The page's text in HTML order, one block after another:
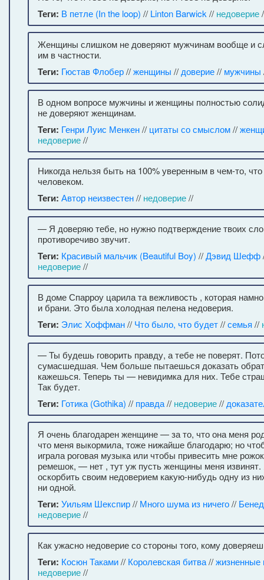
Теги: В петле (In the loop) // Linton Barwick // недоверие
Женщины слишком не доверяют мужчинам вообще и
им в частности.
Теги: Гюстав Флобер//женщины // доверие// мужчины
В одном вопросе мужчины и женщины полностью
не доверяют женщинам.
Теги: Генри Луис Менкен// цитаты со смыслом//
недоверие//
Никогда нельзя быть на 100% уверенным в чем-то,
человеком.
Теги: Автор неизвестен// недоверие//
— Я доверяю тебе, но нужно подтверждение твоих
противоречиво звучит.
Теги: Красивый мальчик (Beautiful Boy) //Дэвид Шефф
недоверие//
В доме Спарроу царила та вежливость , которая
и брани. Это была холодная пелена недоверия.
Теги: Элис Хоффман// Что было, что будет//семья //
— Ты будешь говорить правду, а тебе не поверят.
сумасшедшая. Чем больше пытаешься доказать
кажешься. Теперь ты — невидимка для них. Тебе
Так будет.
Теги: Готика (Gothika) // правда// недоверие//
Я очень благодарен женщине — за то, что она меня
что меня выкормила, тоже нижайше благодарю; но
играла роговая музыка или чтобы привесить мне
ремешок, — нет , тут уж пусть женщины меня
оскорбить своим недоверием какую-нибудь одну из
ни одной.
Теги: Уильям Шекспир// Много шума из ничего//
недоверие//
Как ужасно недоверие со стороны того, кому
Теги: Косюн Таками// Королевская битва//жизненные
недоверие//